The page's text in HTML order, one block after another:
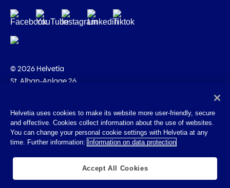
© 2026 Helvetia
St. Alban-Anlage 26
Impressum
Rechtliche Hinweise
Helvetia uses cookies to make its website more user-friendly, secure
and effective. Cookies collect information about the use of websites.
You can change your personal cookie settings with Helvetia at any
time. Further information: Information on data protection
Accept All Cookies